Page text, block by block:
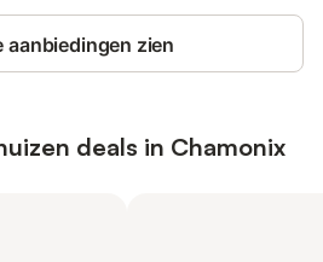
aanbiedingen zien
deals in Chamonix